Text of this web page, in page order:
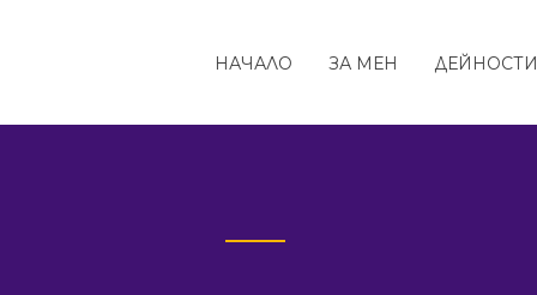
НАЧАЛО ЗА МЕН ДЕЙНОСТИ